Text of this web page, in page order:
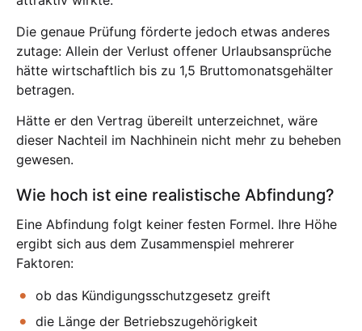
Die genaue Prüfung förderte jedoch etwas anderes
zutage: Allein der Verlust offener Urlaubsansprüche
hätte wirtschaftlich bis zu 1,5 Bruttomonatsgehälter
betragen.
Hätte er den Vertrag übereilt unterzeichnet, wäre
dieser Nachteil im Nachhinein nicht mehr zu beheben
gewesen.
Wie hoch ist eine realistische Abfindung?
Eine Abfindung folgt keiner festen Formel. Ihre Höhe
ergibt sich aus dem Zusammenspiel mehrerer
Faktoren:
ob das Kündigungsschutzgesetz greift
die Länge der Betriebszugehörigkeit